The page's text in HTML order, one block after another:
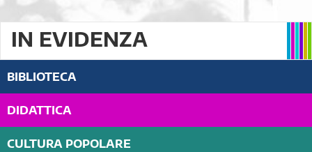
IN EVIDENZA
BIBLIOTECA
DIDATTICA
CULTURA POPOLARE